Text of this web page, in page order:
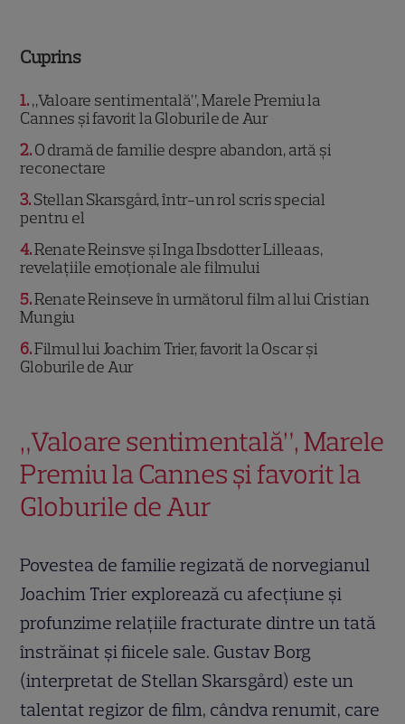
Cuprins
1 „Valoare sentimentală”, Marele Premiu la
Cannes și favorit la Globurile de Aur
2 O dramă de familie despre abandon, artă și
reconectare
3 Stellan Skarsgård, într-un rol scris special
pentru el
4 Renate Reinsve și Inga Ibsdotter Lilleaas,
revelațiile emoționale ale filmului
5 Renate Reinseve în următorul film al lui Cristian
Mungiu
6 Filmul lui Joachim Trier, favorit la Oscar și
Globurile de Aur
„Valoare sentimentală”, Marele
Premiu la Cannes și favorit la
Globurile de Aur
Povestea de familie regizată de norvegianul
Joachim Trier explorează cu afecțiune și
profunzime relațiile fracturate dintre un tată
înstrăinat și fiicele sale. Gustav Borg
(interpretat de Stellan Skarsgård) este un
talentat regizor de film, cândva renumit, care